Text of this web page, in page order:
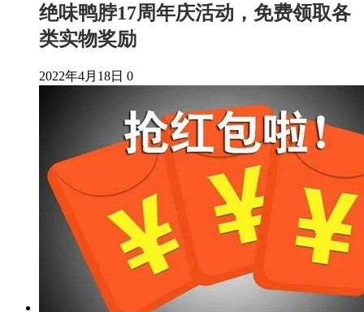
绝味鸭脖17周年庆活动，免费领取各
类实物奖励
2022年4月18日 0